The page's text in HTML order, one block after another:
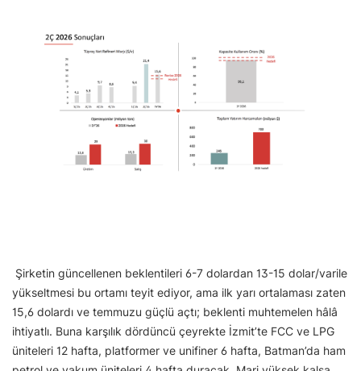
Şirketin güncellenen beklentileri 6-7 dolardan 13-15 dolar/varile
yükseltmesi bu ortamı teyit ediyor, ama ilk yarı ortalaması zaten
15,6 dolardı ve temmuzu güçlü açtı; beklenti muhtemelen hâlâ
ihtiyatlı. Buna karşılık dördüncü çeyrekte İzmit’te FCC ve LPG
üniteleri 12 hafta, platformer ve unifiner 6 hafta, Batman’da ham